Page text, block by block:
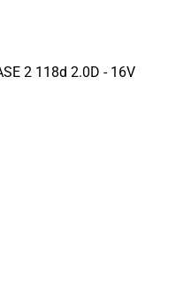
2 118d 2.0D - 16V